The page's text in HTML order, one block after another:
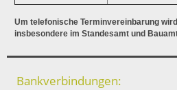
Um telefonische Terminvereinbarung
insbesondere im Standesamt und
Bankverbindungen: